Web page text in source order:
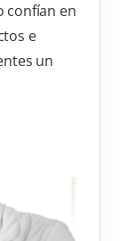
confían en
e
un